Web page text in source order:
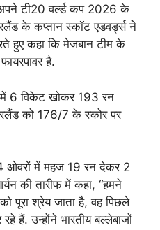
टी20 वर्ल्ड कप 2026 के
के कप्तान स्कॉट एडवर्ड्स ने
हुए कहा कि मेजबान टीम के
है.
में 6 विकेट खोकर 193 रन
को 176/7 के स्कोर पर
ओवरों में महज 19 रन देकर 2
की तारीफ में कहा, “हमने
पूरा श्रेय जाता है, वह पिछले
हैं. उन्होंने भारतीय बल्लेबाजों